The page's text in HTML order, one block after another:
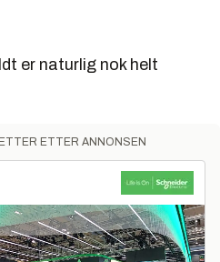
er naturlig nok helt
ETTER ANNONSEN